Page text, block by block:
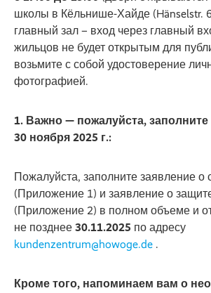
школы в Кёльнише-Хайде (Hänselstr.
главный зал – вход через главный
жильцов не будет открытым для
возьмите с собой удостоверение
фотографией.
1. Важно — пожалуйста, заполните
30 ноября 2025 г.:
Пожалуйста, заполните заявление о
(Приложение 1) и заявление о
(Приложение 2) в полном объеме и
не позднее 30.11.2025 по адресу
kundenzentrum@howoge.de .
Кроме того, напоминаем вам о